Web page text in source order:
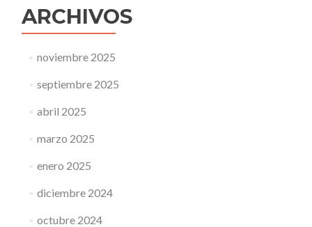
ARCHIVOS
noviembre 2025
septiembre 2025
abril 2025
marzo 2025
enero 2025
diciembre 2024
octubre 2024